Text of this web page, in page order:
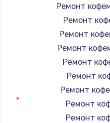
Ремонт
Ремонт
Ремонт
Ремонт
Ремонт
Ремонт
Ремонт
Ремонт
Ремонт